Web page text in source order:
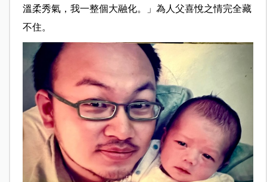
溫柔秀氣，我一整個大融化。」為人父喜悅之情完全藏
不住。